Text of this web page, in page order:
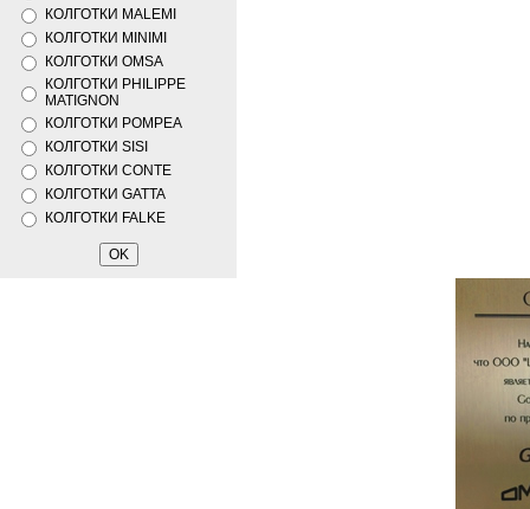
КОЛГОТКИ MALEMI
КОЛГОТКИ MINIMI
КОЛГОТКИ OMSA
КОЛГОТКИ PHILIPPE
MATIGNON
КОЛГОТКИ POMPEA
КОЛГОТКИ SISI
КОЛГОТКИ CONTE
КОЛГОТКИ GATTA
КОЛГОТКИ FALKE